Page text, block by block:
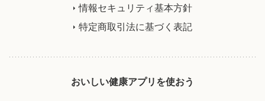
情報セキュリティ基本方針
特定商取引法に基づく表記
おいしい健康アプリを使おう